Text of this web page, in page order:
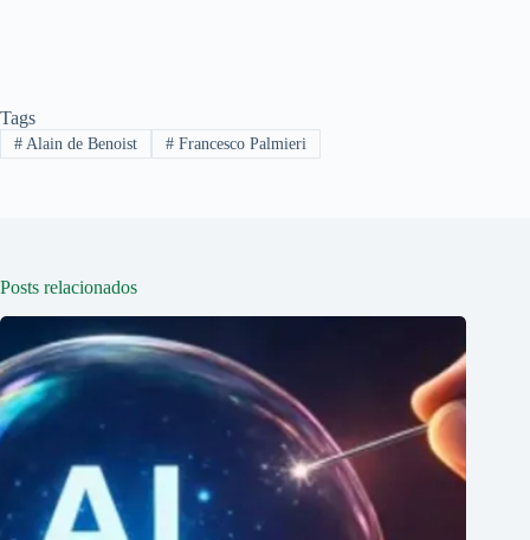
Tags
#Alain de Benoist #Francesco Palmieri
Posts relacionados